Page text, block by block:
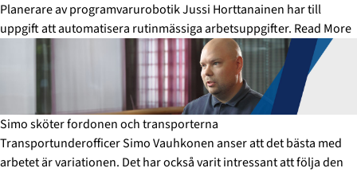
Planerare av programvarurobotik Jussi Horttanainen har till
uppgift att automatisera rutinmässiga arbetsuppgifter. Read More
Simo sköter fordonen och transporterna
Transportunderofficer Simo Vauhkonen anser att det bästa med
arbetet är variationen. Det har också varit intressant att följa den